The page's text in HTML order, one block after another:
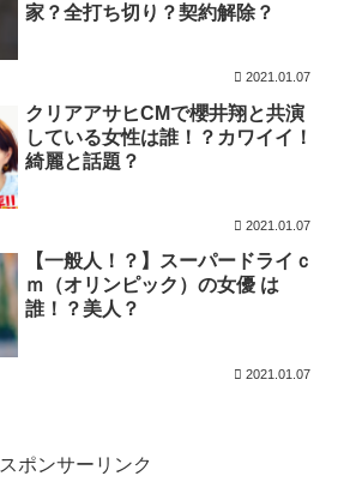
家？全打ち切り？契約解除？
2021.01.07
クリアアサヒCMで櫻井翔と共演
している女性は誰！？カワイイ！
綺麗と話題？
2021.01.07
【一般人！？】スーパードライｃ
ｍ（オリンピック）の女優 は
誰！？美人？
2021.01.07
スポンサーリンク